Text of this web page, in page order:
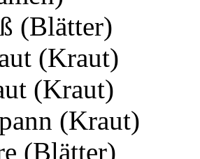
(Blätter)
(Kraut)
(Kraut)
(Kraut)
(Blätter)